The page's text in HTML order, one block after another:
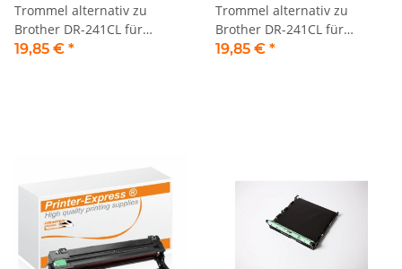
Trommel alternativ zu
Brother DR-241CL für
Brother Drucker cyan
19,85 € *
Trommel alternativ zu
Brother DR-241CL für
Brother Drucker magenta
19,85 € *